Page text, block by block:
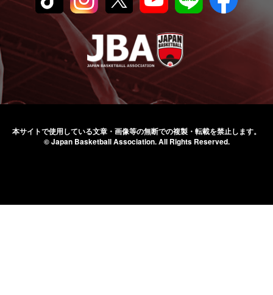
本サイトで使用している文章・画像等の無断での複製・転載を禁止します。
© Japan Basketball Association.All Rights Reserved.